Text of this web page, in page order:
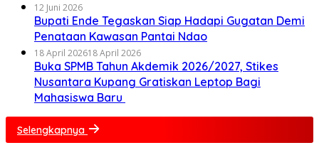
12 Juni 2026
Bupati Ende Tegaskan Siap Hadapi Gugatan Demi
Penataan Kawasan Pantai Ndao
18 April 202618 April 2026
Buka SPMB Tahun Akdemik 2026/2027, Stikes
Nusantara Kupang Gratiskan Leptop Bagi
Mahasiswa Baru
Selengkapnya